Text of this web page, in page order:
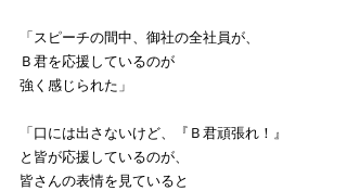
「スピーチの間中、御社の全社員が、
Ｂ君を応援しているのが
強く感じられた」
「口には出さないけど、『Ｂ君頑張れ！』
と皆が応援しているのが、
皆さんの表情を見ていると